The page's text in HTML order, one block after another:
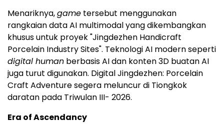
Menariknya,game tersebut menggunakan
rangkaian data AI multimodal yang dikembangkan
khusus untuk proyek "Jingdezhen Handicraft
Porcelain Industry Sites". Teknologi AI modern seperti
digital human berbasis AI dan konten 3D buatan AI
juga turut digunakan. Digital Jingdezhen: Porcelain
Craft Adventure segera meluncur di Tiongkok
daratan pada Triwulan III- 2026.
Era of Ascendancy